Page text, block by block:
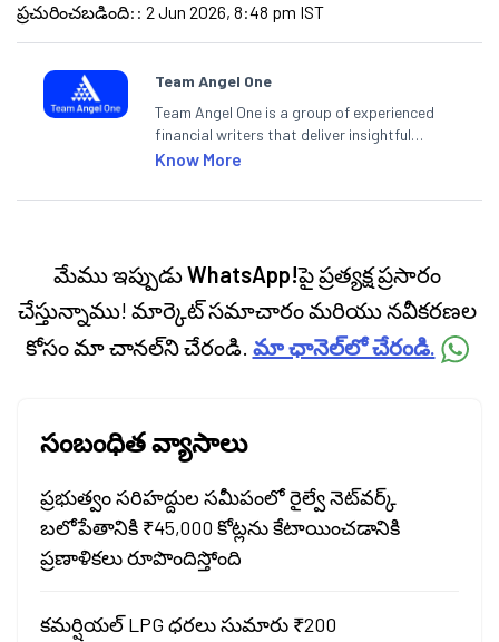
ప్రచురించబడింది: : 2 Jun 2026, 8:48 pm IST
Team Angel One
Team Angel One is a group of experienced
financial writers that deliver insightful
articles on the stock market, IPO, economy,
categories.
Know More
మేము ఇప్పుడుWhatsApp!పై ప్రత్యక్ష ప్రసారం
చేస్తున్నాము! మార్కెట్ సమాచారం మరియు నవీకరణల
కోసం మా చానల్‌ని చేరండి. మా ఛానెల్‌లో చేరండి.
సంబంధిత వ్యాసాలు
ప్రభుత్వం సరిహద్దుల సమీపంలో రైల్వే నెట్‌వర్క్
బలోపేతానికి ₹45,000 కోట్లను కేటాయించడానికి
ప్రణాళికలు రూపొందిస్తోంది
కమర్షియల్ LPG ధరలు సుమారు ₹200